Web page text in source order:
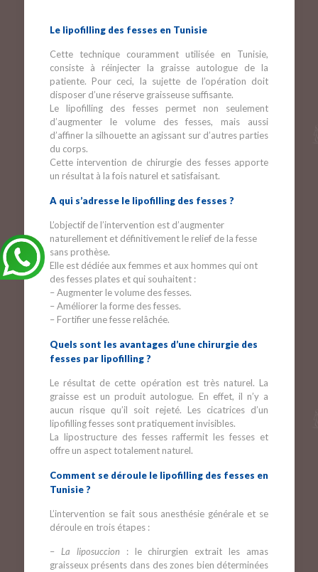
Le lipofilling des fesses en Tunisie
Cette technique couramment utilisée en Tunisie,
consiste à réinjecter la graisse autologue de la
patiente. Pour ceci, la sujette de l’opération doit
disposer d’une réserve graisseuse suffisante.
Le lipofilling des fesses permet non seulement
d’augmenter le volume des fesses, mais aussi
d’affiner la silhouette an agissant sur d’autres parties
du corps.
Cette intervention de chirurgie des fesses apporte
un résultat à la fois naturel et satisfaisant.
A qui s’adresse le lipofilling des fesses ?
L’objectif de l’intervention est d’augmenter
naturellement et définitivement le relief de la fesse
sans prothèse.
Elle est dédiée aux femmes et aux hommes qui ont
des fesses plates et qui souhaitent :
– Augmenter le volume des fesses.
– Améliorer la forme des fesses.
– Fortifier une fesse relâchée.
Quels sont les avantages d’une chirurgie des
fesses par lipofilling ?
Le résultat de cette opération est très naturel. La
graisse est un produit autologue. En effet, il n’y a
aucun risque qu’il soit rejeté. Les cicatrices d’un
lipofilling fesses sont pratiquement invisibles.
La lipostructure des fesses raffermit les fesses et
offre un aspect totalement naturel.
Comment se déroule le lipofilling des fesses en
Tunisie ?
L’intervention se fait sous anesthésie générale et se
déroule en trois étapes :
– La liposuccion : le chirurgien extrait les amas
graisseux présents dans des zones bien déterminées